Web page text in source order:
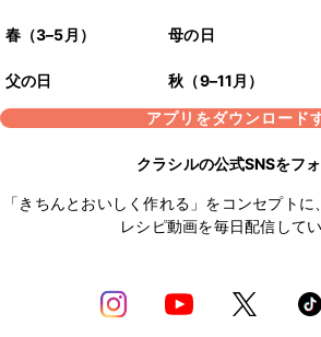
春（3–5月） 母の日
父の日 秋（9–11月）
アプリをダウンロード
クラシルの公式SNSをフ
「きちんとおいしく作れる」をコンセプト
レシピ動画を毎日配信してい